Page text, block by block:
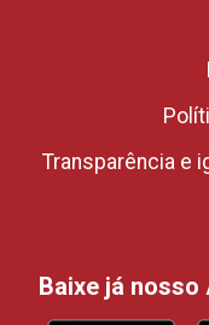
Transparência e
Baixe já nosso